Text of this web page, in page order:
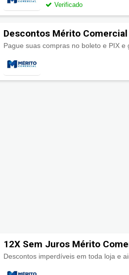
Verificado
Descontos Mérito Comercial
Pague suas compras no boleto e PIX
12X Sem Juros Mérito